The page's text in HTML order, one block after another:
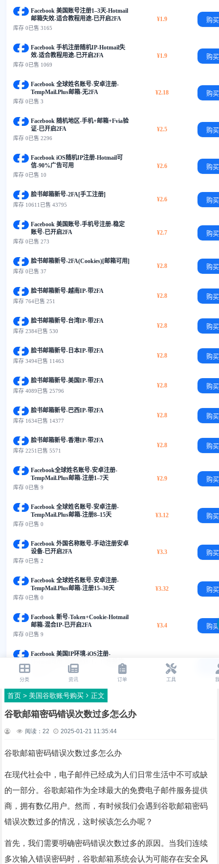
首页> 美国谷歌账号购买 正文
谷歌邮箱密码错误次数过多怎么办
阅读： 22 2025-01-21 11:35:44
谷歌邮箱密码错误次数过多怎么办
在现代社会中，电子邮件已经成为人们日常生活中不可或缺
的一部分。谷歌邮箱作为全球最大的免费电子邮件服务提供
商，拥有数亿用户。然而，有时候我们会遇到谷歌邮箱密码
错误次数过多的情况，这时候该怎么办呢？
首先，我们需要明确密码错误次数过多的原因。当我们连续
多次输入错误密码时，谷歌邮箱系统会认为可能存在安全风